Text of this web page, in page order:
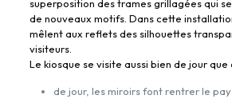
superposition des trames grillagées qui
de nouveaux motifs. Dans cette
mêlent aux reflets des silhouettes
visiteurs.
Le kiosque se visite aussi bien de jour que
de jour, les miroirs font rentrer le